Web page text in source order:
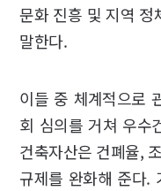
문화 진흥 및 지역 정
말한다.
이들 중 체계적으로
회 심의를 거쳐 우수
건축자산은 건폐율,
규제를 완화해 준다.